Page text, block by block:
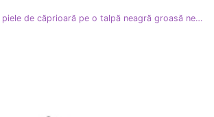
Goodin Plachete din piele de căprioară pe o talpă neagră groasă negru